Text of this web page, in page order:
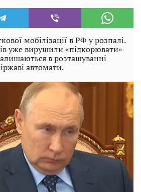
мобілізації в РФ у розпалі.
уже вирушили «підкорювати»
в розташуванні
автомати.